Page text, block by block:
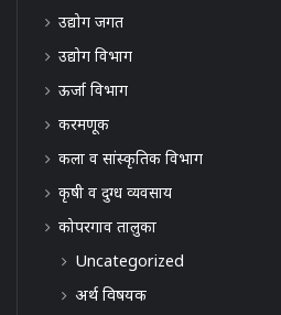
उद्योग जगत
उद्योग विभाग
ऊर्जा विभाग
करमणूक
कला व सांस्कृतिक विभाग
कृषी व दुग्ध व्यवसाय
कोपरगाव तालुका
Uncategorized
अर्थ विषयक